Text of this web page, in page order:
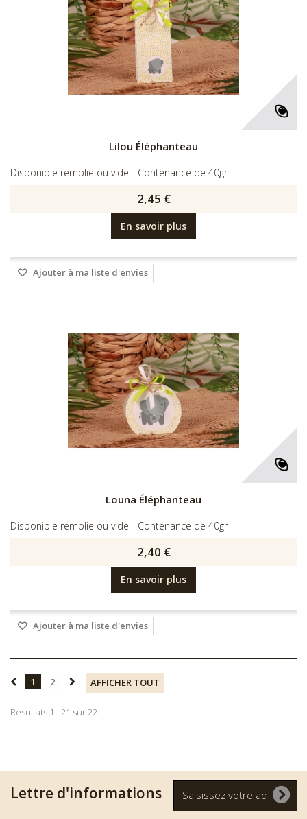
Lilou Éléphanteau
Disponible remplie ou vide - Contenance de 40gr
2,45 €
En savoir plus
Ajouter à ma liste d'envies
Louna Éléphanteau
Disponible remplie ou vide - Contenance de 40gr
2,40 €
En savoir plus
Ajouter à ma liste d'envies
AFFICHER TOUT
1 2
Résultats 1 - 21 sur 22.
Lettre d'informations